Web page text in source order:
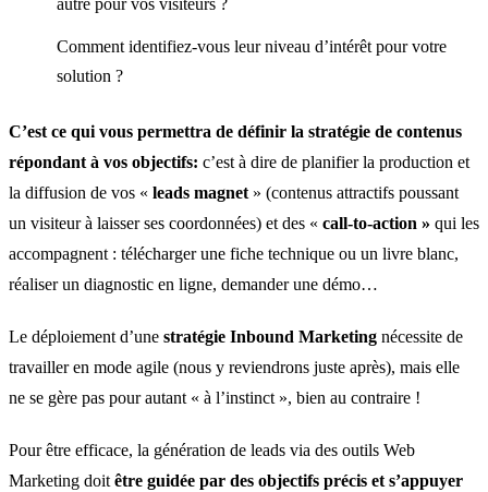
autre pour vos visiteurs ?
Comment identifiez-vous leur niveau d’intérêt pour votre
solution ?
C’est ce qui vous permettra de définir la stratégie de contenus
répondant à vos objectifs: c’est à dire de planifier la production et
la diffusion de vos « leads magnet » (contenus attractifs poussant
un visiteur à laisser ses coordonnées) et des « call-to-action » qui les
accompagnent : télécharger une fiche technique ou un livre blanc,
réaliser un diagnostic en ligne, demander une démo…
Le déploiement d’une stratégie Inbound Marketing nécessite de
travailler en mode agile (nous y reviendrons juste après), mais elle
ne se gère pas pour autant « à l’instinct », bien au contraire !
Pour être efficace, la génération de leads via des outils Web
Marketing doit être guidée par des objectifs précis et s’appuyer